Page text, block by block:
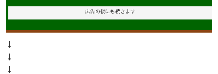
広告の後にも続きます
↓
↓
↓